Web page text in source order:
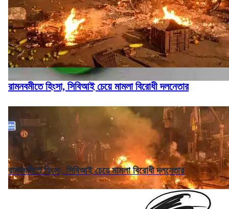
রামনবমীতে হিংসা, সিবিআই চেয়ে মামলা বিরোধী দলনেতার
রামনবমীতে হিংসা, সিবিআই চেয়ে মামলা বিরোধী দলনেতার